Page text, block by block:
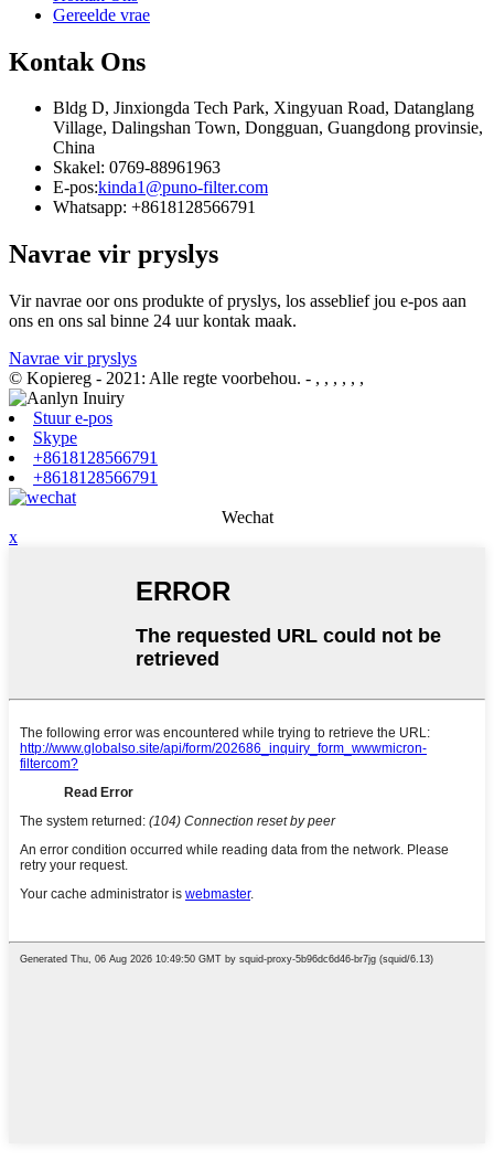
Gereelde vrae
Kontak Ons
Bldg D, Jinxiongda Tech Park, Xingyuan Road, Datanglang
Village, Dalingshan Town, Dongguan, Guangdong provinsie,
China
Skakel: 0769-88961963
E-pos:kinda1@puno-filter.com
Whatsapp: +8618128566791
Navrae vir pryslys
Vir navrae oor ons produkte of pryslys, los asseblief jou e-pos aan
ons en ons sal binne 24 uur kontak maak.
Navrae vir pryslys
© Kopiereg - 2021: Alle regte voorbehou. - , , , , , ,
Stuur e-pos
Skype
+8618128566791
+8618128566791
Wechat
x